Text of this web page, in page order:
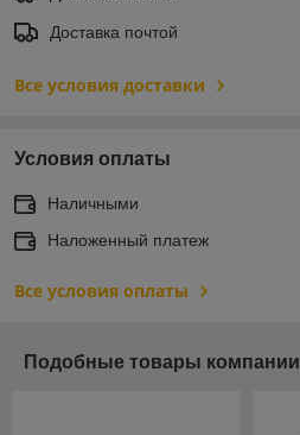
Доставка почтой
Все условия доставки
Условия оплаты
Наличными
Наложенный платеж
Все условия оплаты
Подобные товары компании